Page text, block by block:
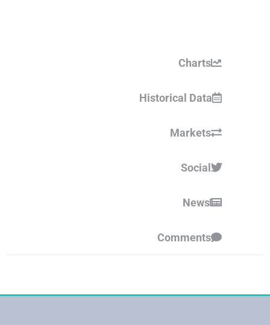
Charts
Historical Data
Markets
Social
News
Comments